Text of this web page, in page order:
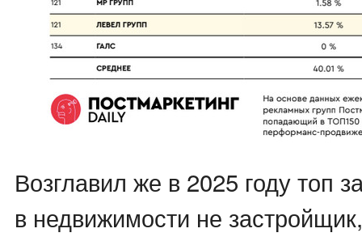
Возглавил же в 2025 году топ
в недвижимости не